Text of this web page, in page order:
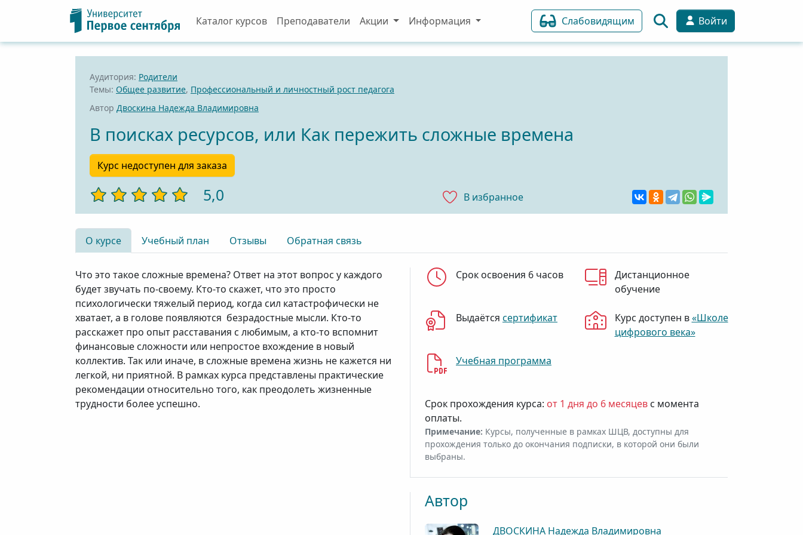
Каталог курсов Преподаватели Акции Информация Слабовидящим Войти
Аудитория: Родители
Темы: Общее развитие, Профессиональный и личностный рост педагога
Автор Двоскина Надежда Владимировна
В поисках ресурсов, или Как пережить сложные времена
Курс недоступен для заказа
5,0 В избранноe
О курсе Учебный план Отзывы Обратная связь
Срок освоения 6 часов
Дистанционное
обучение
Выдаётся сертификат Курс доступен в«Школе
цифрового века»
Учебная программа
Срок прохождения курса: от 1 дня до 6 месяцев с момента
оплаты.
Примечание: Курсы, полученные в рамках ШЦВ, доступны для
прохождения только до окончания подписки, в которой они были
выбраны.
Автор
ДВОСКИНА Надежда Владимировна
Что это такое сложные времена? Ответ на этот вопрос у каждого
будет звучать по-своему. Кто-то скажет, что это просто
психологически тяжелый период, когда сил катастрофически не
хватает, а в голове появляются безрадостные мысли. Кто-то
расскажет про опыт расставания с любимым, а кто-то вспомнит
финансовые сложности или непростое вхождение в новый
коллектив. Так или иначе, в сложные времена жизнь не кажется ни
легкой, ни приятной. В рамках курса представлены практические
рекомендации относительно того, как преодолеть жизненные
трудности более успешно.